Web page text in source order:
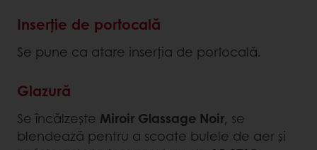
Inserție de portocală
Se pune ca atare inserția de portocală.
Glazură
Se încălzește Miroir Glassage Noir, se
blendează pentru a scoate bulele de aer și